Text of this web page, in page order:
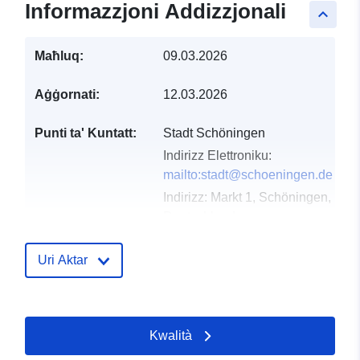
keyboard_arrow_up
Informazzjoni Addizzjonali
Maħluq: 09.03.2026
Aġġornati: 12.03.2026
Punti ta' Kuntatt:
Stadt Schöningen
Indirizz Elettroniku:
mailto:stadt@schoeningen.de
Indirizz: Markt 1, Schöningen, D-
Reġistru tal-
Miżjud ma’ data.europa.eu:
21 March 2026
Uri Aktar
Kwalità